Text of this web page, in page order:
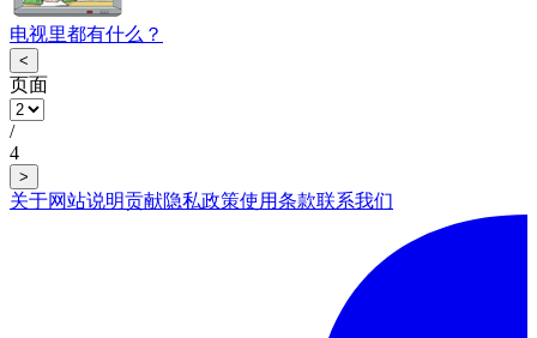
电视里都有什么？
<
页面
/
4
>
关于网站说明贡献隐私政策使用条款联系我们